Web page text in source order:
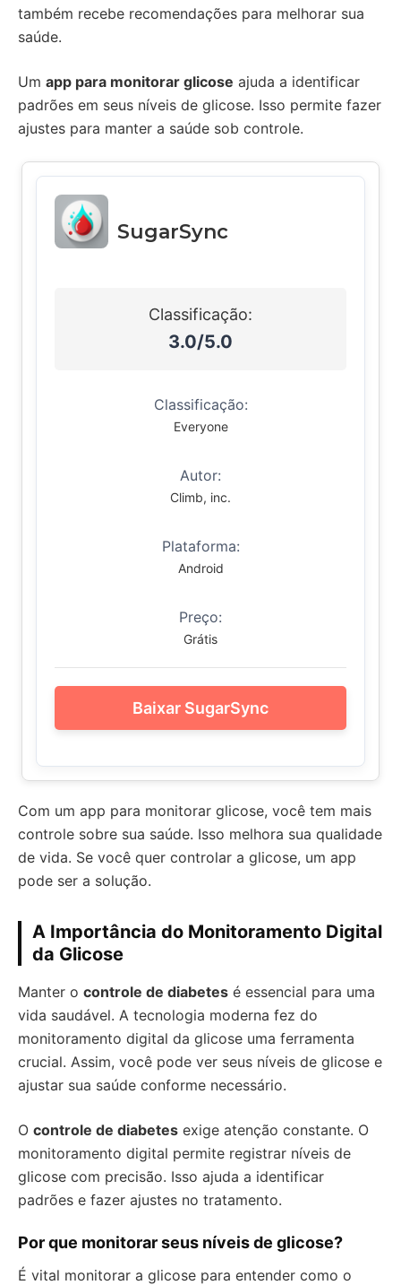
também recebe recomendações para melhorar sua
saúde.
Um app para monitorar glicose ajuda a identificar
padrões em seus níveis de glicose. Isso permite fazer
ajustes para manter a saúde sob controle.
SugarSync
Classificação:
3.0/5.0
Classificação:
Everyone
Autor:
Climb, inc.
Plataforma:
Android
Preço:
Grátis
Baixar SugarSync
Com um app para monitorar glicose, você tem mais
controle sobre sua saúde. Isso melhora sua qualidade
de vida. Se você quer controlar a glicose, um app
pode ser a solução.
A Importância do Monitoramento Digital
da Glicose
Manter o controle de diabetes é essencial para uma
vida saudável. A tecnologia moderna fez do
monitoramento digital da glicose uma ferramenta
crucial. Assim, você pode ver seus níveis de glicose e
ajustar sua saúde conforme necessário.
O controle de diabetes exige atenção constante. O
monitoramento digital permite registrar níveis de
glicose com precisão. Isso ajuda a identificar
padrões e fazer ajustes no tratamento.
Por que monitorar seus níveis de glicose?
É vital monitorar a glicose para entender como o